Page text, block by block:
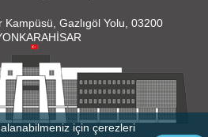
için çerezleri
Gazlıgöl Yolu, 03200